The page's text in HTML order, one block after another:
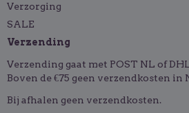
Verzorging
SALE
Verzending
Verzending gaat met POST NL of
Boven de €75 geen verzendkosten in
Bij afhalen geen verzendkosten.